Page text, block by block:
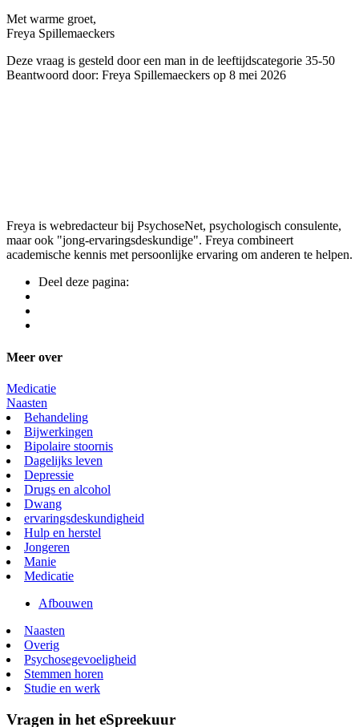
Met warme groet,
Freya Spillemaeckers
Deze vraag is gesteld door een man in de leeftijdscategorie 35-50
Beantwoord door: Freya Spillemaeckers op 8 mei 2026
Freya is webredacteur bij PsychoseNet, psychologisch consulente,
maar ook "jong-ervaringsdeskundige". Freya combineert
academische kennis met persoonlijke ervaring om anderen te helpen.
Deel deze pagina:
Meer over
Medicatie
Naasten
Behandeling
Bijwerkingen
Bipolaire stoornis
Dagelijks leven
Depressie
Drugs en alcohol
Dwang
ervaringsdeskundigheid
Hulp en herstel
Jongeren
Manie
Medicatie
Afbouwen
Naasten
Overig
Psychosegevoeligheid
Stemmen horen
Studie en werk
Vragen in het eSpreekuur